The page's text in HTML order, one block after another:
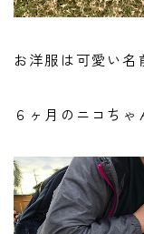
お洋服は可愛い
６ヶ月のニコちゃ